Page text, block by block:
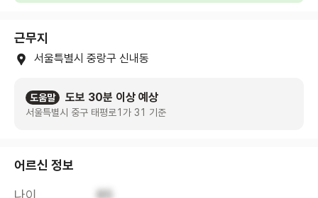
근무지
서울특별시 중랑구 신내동
도움말 도보 30분 이상 예상
서울특별시 중구 태평로1가 31 기준
어르신 정보
나이
85